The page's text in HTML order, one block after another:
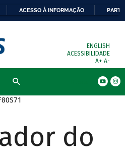
ACESSO À INFORMAÇÃO
ENGLISH
ACESSIBILIDADE
A+ A-
do